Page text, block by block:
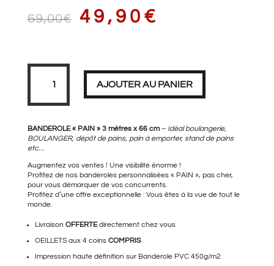
69,00€ LE
PRIX
INITIAL
ÉTAIT :
69,00€.
49,90 €
PRIX
ACTUEL
EST :
49,90€.
quantité
Banderole
XL
AJOUTER AU PANIER
BANDEROLE « PAIN » 3 mètres x 66 cm– Idéal boulangerie,
BOULANGER, dépôt de pains, pain à emporter, stand de pains
etc…
Augmentez vos ventes ! Une visibilité énorme !
Profitez de nos banderoles personnalisées « PAIN », pas cher,
pour vous démarquer de vos concurrents.
Profitez d’une offre exceptionnelle : Vous êtes à la vue de tout le
monde.
Livraison OFFERTEdirectement chez vous
OEILLETS aux 4 coins COMPRIS
Impression haute définition sur Banderole PVC 450g/m2